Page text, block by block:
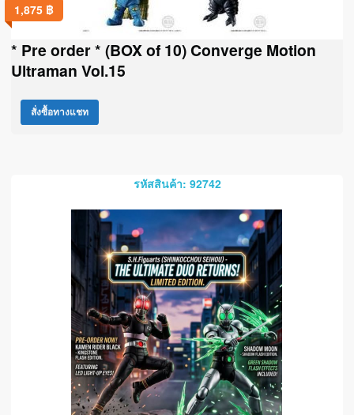
1,875 ฿
* Pre order * (BOX of 10) Converge Motion
Ultraman Vol.15
สั่งซื้อทางแชท
รหัสสินค้า: 92742